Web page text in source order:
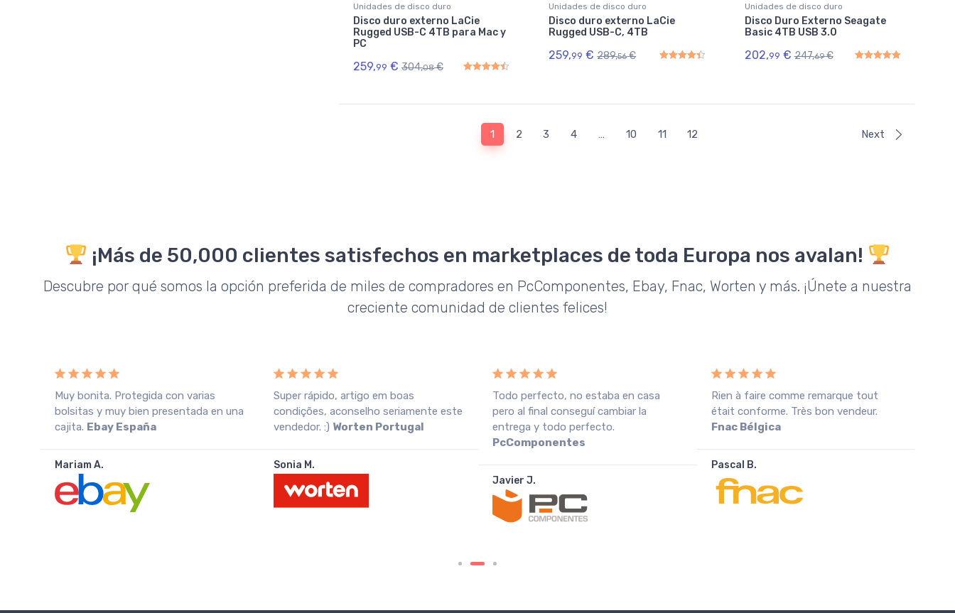
Unidades de disco duro
Disco duro externo LaCie
Rugged USB-C 4TB para Mac y
PC
259,99 € 304,08 €
Unidades de disco duro
Disco duro externo LaCie
Rugged USB-C, 4TB
259,99 € 289,56 €
Unidades de disco duro
Disco Duro Externo Seagate
Basic 4TB USB 3.0
202,99 € 247,69 €
1 2 3 4 … 10 11 12 Next
¡Más de 50,000 clientes satisfechos en marketplaces de toda Europa nos avalan!
Descubre por qué somos la opción preferida de miles de compradores en PcComponentes, Ebay, Fnac, Worten y más. ¡Únete a nuestra
creciente comunidad de clientes felices!
Muy bonita. Protegida con varias
bolsitas y muy bien presentada en una
cajita. Ebay España
Mariam A.
Super rápido, artigo em boas
condições, aconselho seriamente este
vendedor. :) Worten Portugal
Sonia M.
Todo perfecto, no estaba en casa
pero al final conseguí cambiar la
entrega y todo perfecto.
PcComponentes
Javier J.
Rien à faire comme remarque tout
était conforme. Très bon vendeur.
Fnac Bélgica
Pascal B.